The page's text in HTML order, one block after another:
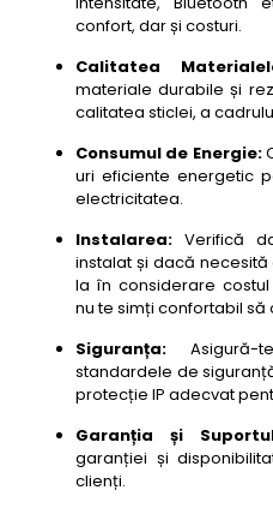
confort, dar și costuri.
Calitatea
materiale durabile și
calitatea sticlei, a
Consumul de Energie:
uri eficiente energetic
electricitatea.
Instalarea: Verifică
instalat și dacă
Ia în considerare
nu te simți confortabil să
Siguranța: Asigură-
standardele de
protecție IP adecvat
Garanția și
garanției și
clienți.